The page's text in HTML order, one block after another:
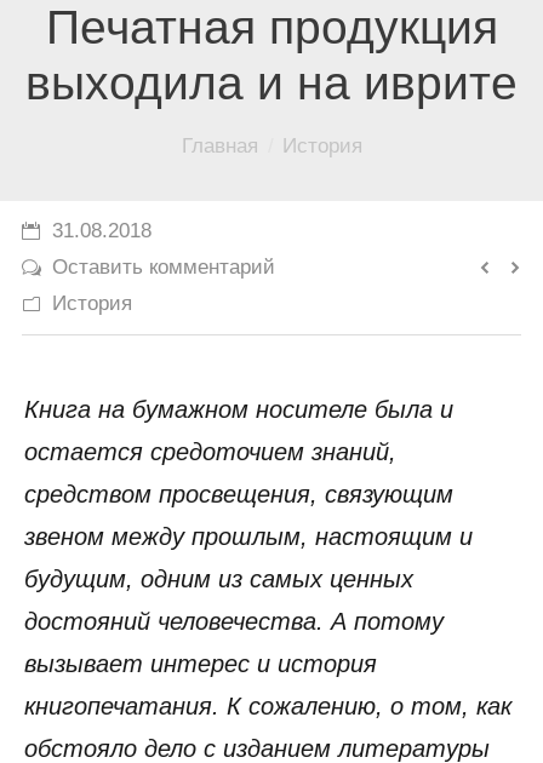
Культура и Традиции
Юмор
Печатная продукция
выходила и на иврите
Главная История
31.08.2018
Оставить комментарий
История
Книга на бумажном носителе была и
остается средоточием знаний,
средством просвещения, связующим
звеном между прошлым, настоящим и
будущим, одним из самых ценных
достояний человечества. А потому
вызывает интерес и история
книгопечатания. К сожалению, о том, как
обстояло дело с изданием литературы